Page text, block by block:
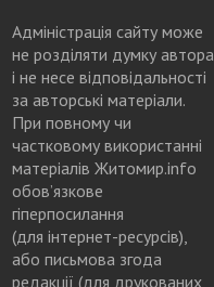
Адміністрація сайту може
не розділяти думку автора
і не несе відповідальності
за авторські матеріали.
При повному чи
частковому використанні
матеріалів Житомир.info
обов’язкове
гіперпосилання
(для інтернет-ресурсів),
або письмова згода
редакції (для друкованих